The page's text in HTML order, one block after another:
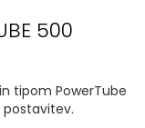
500
tipom PowerTube